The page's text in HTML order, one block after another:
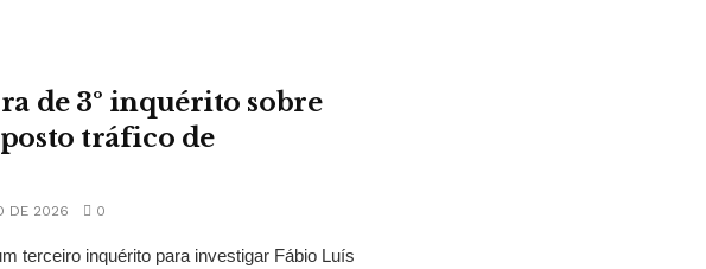
de 3º inquérito sobre
tráfico de
DE 2026 0
terceiro inquérito para investigar Fábio Luís